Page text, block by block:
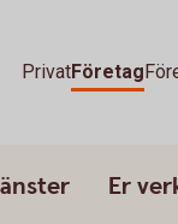
PrivatFöretag
Er